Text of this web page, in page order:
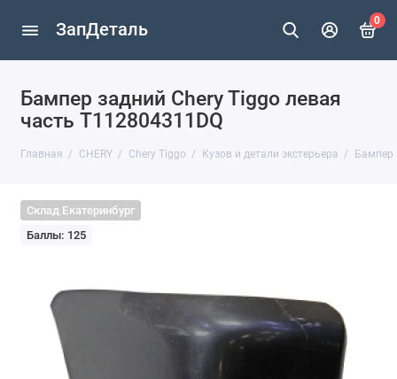
ЗапДеталь 0
Бампер задний Chery Tiggo левая
часть T112804311DQ
Главная CHERY Chery Tiggo Кузов и детали экстерьера Бампер
Склад Екатеринбург
Баллы: 125